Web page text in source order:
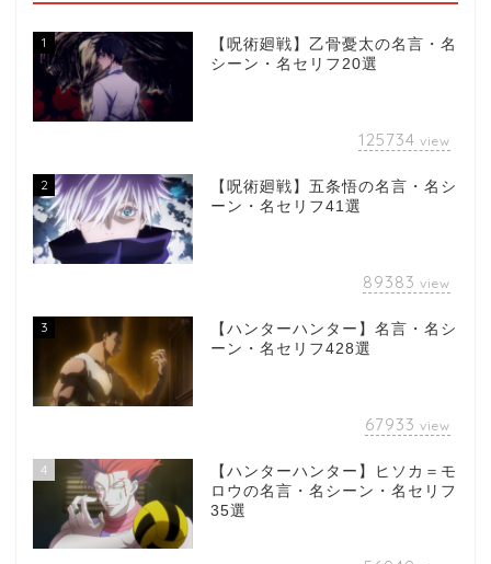
1
【呪術廻戦】乙骨憂太の名言・名
シーン・名セリフ20選
125734 view
2
【呪術廻戦】五条悟の名言・名シ
ーン・名セリフ41選
89383 view
3
【ハンターハンター】名言・名シ
ーン・名セリフ428選
67933 view
4
【ハンターハンター】ヒソカ＝モ
ロウの名言・名シーン・名セリフ
35選